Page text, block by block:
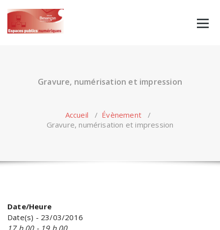
content
Gravure, numérisation et impression
Accueil / Évènement /
Gravure, numérisation et impression
Date/Heure
Date(s) - 23/03/2016
17 h 00 - 19 h 00